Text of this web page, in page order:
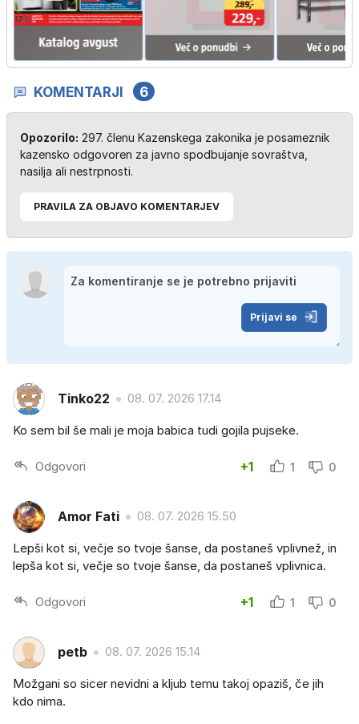
KOMENTARJI 6
Opozorilo: 297. členu Kazenskega zakonika je posameznik
kazensko odgovoren za javno spodbujanje sovraštva,
nasilja ali nestrpnosti.
PRAVILA ZA OBJAVO KOMENTARJEV
Prijavi se
Tinko22 08. 07. 2026 17.14
Ko sem bil še mali je moja babica tudi gojila pujseke.
Odgovori +1 1 0
Amor Fati 08. 07. 2026 15.50
Lepši kot si, večje so tvoje šanse, da postaneš vplivnež, in
lepša kot si, večje so tvoje šanse, da postaneš vplivnica.
Odgovori +1 1 0
petb 08. 07. 2026 15.14
Možgani so sicer nevidni a kljub temu takoj opaziš, če jih
kdo nima.